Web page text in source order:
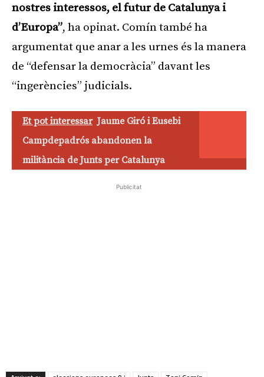
nostres interessos, el futur de Catalunya i
d’Europa”, ha opinat. Comín també ha
argumentat que anar a les urnes és la manera
de “defensar la democràcia” davant les
“ingerències” judicials.
Et pot interessar Jaume Giró i Eusebi
Campdepadrós abandonen la
militància de Junts per Catalunya
Publicitat